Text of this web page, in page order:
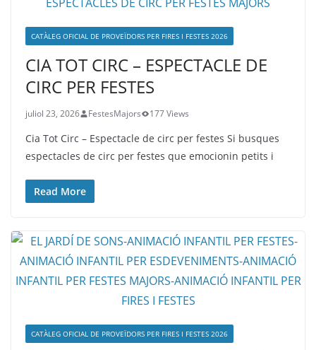
CATÀLEG OFICIAL DE PROVEÏDORS PER FIRES I FESTES 2026
CIA TOT CIRC – ESPECTACLE DE
CIRC PER FESTES
juliol 23, 2026 FestesMajors 177 Views
Cia Tot Circ – Espectacle de circ per festes Si busques
espectacles de circ per festes que emocionin petits i
Read More
CATÀLEG OFICIAL DE PROVEÏDORS PER FIRES I FESTES 2026